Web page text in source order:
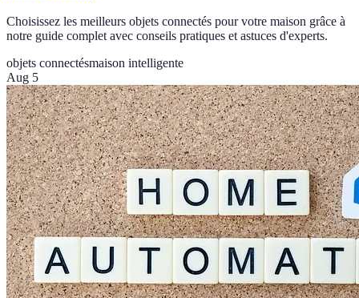
Choisissez les meilleurs objets connectés pour votre maison grâce à
notre guide complet avec conseils pratiques et astuces d'experts.
objets connectésmaison intelligente
Aug 5